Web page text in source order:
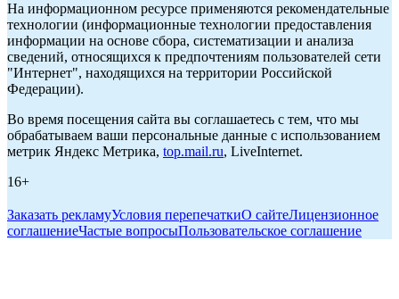
На информационном ресурсе применяются рекомендательные
технологии (информационные технологии предоставления
информации на основе сбора, систематизации и анализа
сведений, относящихся к предпочтениям пользователей сети
"Интернет", находящихся на территории Российской
Федерации).
Во время посещения сайта вы соглашаетесь с тем, что мы
обрабатываем ваши персональные данные с использованием
метрик Яндекс Метрика, top.mail.ru, LiveInternet.
16+
Заказать рекламуУсловия перепечаткиО сайтеЛицензионное
соглашениеЧастые вопросыПользовательское соглашение